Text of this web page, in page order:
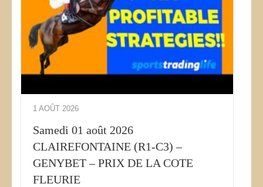
1 AOÛT 2026
Samedi 01 août 2026
CLAIREFONTAINE (R1-C3) –
GENYBET – PRIX DE LA COTE
FLEURIE